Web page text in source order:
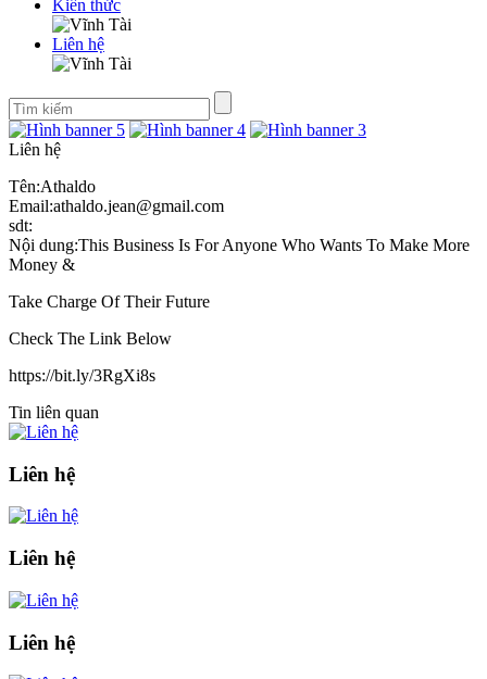
Kiến thức
Liên hệ
Liên hệ
Tên:Athaldo
Email:athaldo.jean@gmail.com
sdt:
Nội dung:This Business Is For Anyone Who Wants To Make More
Money &
Take Charge Of Their Future
Check The Link Below
https://bit.ly/3RgXi8s
Tin liên quan
Liên hệ
Liên hệ
Liên hệ